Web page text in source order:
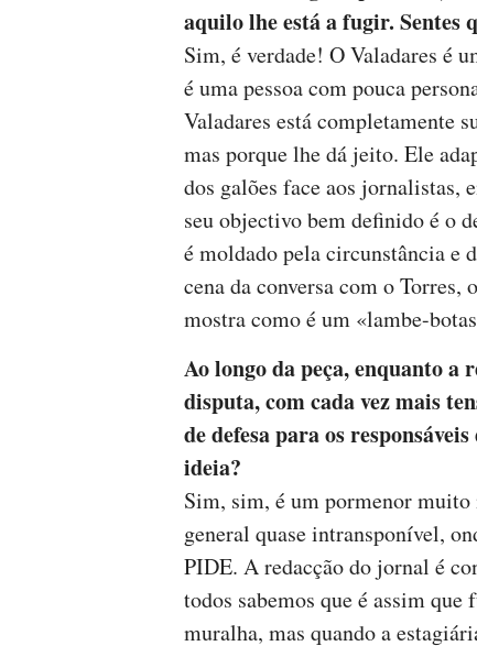
aquilo lhe está a fugir. Sentes
Sim, é verdade! O Valadares é
é uma pessoa com pouca
Valadares está completamente
mas porque lhe dá jeito. Ele
dos galões face aos
seu objectivo bem definido é o
é moldado pela circunstância e
cena da conversa com o Torres,
mostra como é um «lambe-
Ao longo da peça, enquanto a
disputa, com cada vez mais
de defesa para os
ideia?
Sim, sim, é um pormenor
general quase intransponível,
PIDE. A redacção do jornal é
todos sabemos que é assim
muralha, mas quando a